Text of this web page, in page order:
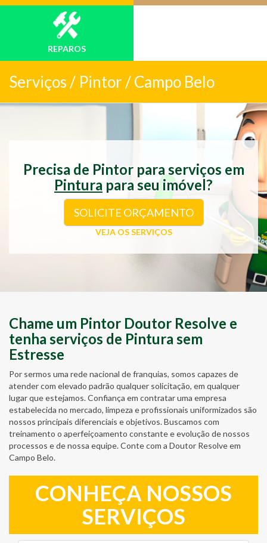
REPAROS
Serviços / Pintor / Campo Belo
Precisa de Pintor para serviços em
Pintura para seu imóvel?
SOLICITE ORÇAMENTO
VEJA OS SERVIÇOS
Chame um Pintor Doutor Resolve e
tenha serviços de Pintura sem
Estresse
Por sermos uma rede nacional de franquias, somos capazes de
atender com elevado padrão qualquer solicitação, em qualquer
lugar que estejamos. Confiança em contratar uma empresa
estabelecida no mercado, limpeza e profissionais uniformizados são
nossos principais diferenciais e objetivos. Buscamos com
treinamento o aperfeiçoamento constante e evolução de nossos
processos e de nossa equipe. Conte com a Doutor Resolve em
Campo Belo.
CONHEÇA NOSSOS
SERVIÇOS